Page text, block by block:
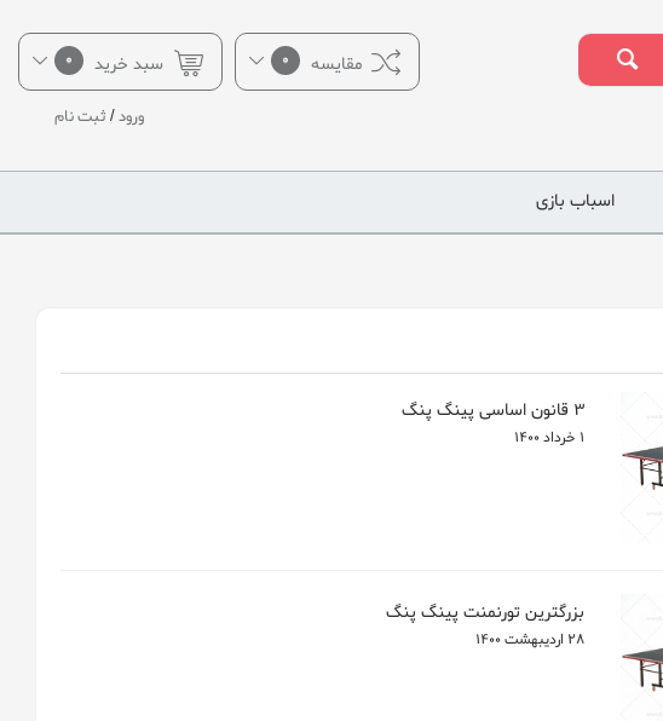
مقایسه 0 سبد خرید 0
ورود/ ثبت نام
اسباب بازی
3 قانون اساسی پینگ پنگ
1 خرداد 1400
بزرگترین تورنمنت پینگ پنگ
28 اردیبهشت 1400